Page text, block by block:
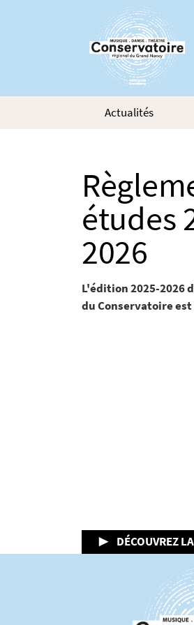
Gestion de vos préférences sur les cookies
Actualités
études
2026
L'édition 2025-2026
du Conservatoire
▶ DÉCOUVREZ LA